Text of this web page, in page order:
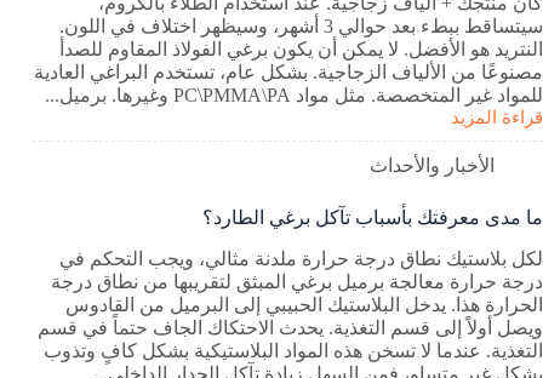
سيتساقط ببطء بعد حوالي 3 أشهر، وسيظهر اختلاف في اللون.
النتريد هو الأفضل. لا يمكن أن يكون برغي الفولاذ المقاوم للصدأ
مصنوعًا من الألياف الزجاجية. بشكل عام، تستخدم البراغي العادية
للمواد غير المتخصصة. مثل مواد PC\PMMA\PA وغيرها. برميل...
قراءة المزيد
الأخبار والأحداث
ما مدى معرفتك بأسباب تآكل برغي الطارد؟
لكل بلاستيك نطاق درجة حرارة ملدنة مثالي، ويجب التحكم في
درجة حرارة معالجة برميل برغي المبثق لتقريبها من نطاق درجة
الحرارة هذا. يدخل البلاستيك الحبيبي إلى البرميل من القادوس
ويصل أولاً إلى قسم التغذية. يحدث الاحتكاك الجاف حتماً في قسم
التغذية. عندما لا تسخن هذه المواد البلاستيكية بشكل كافٍ وتذوب
بشكل غير متساوٍ، فمن السهل زيادة تآكل الجدار الداخلي...